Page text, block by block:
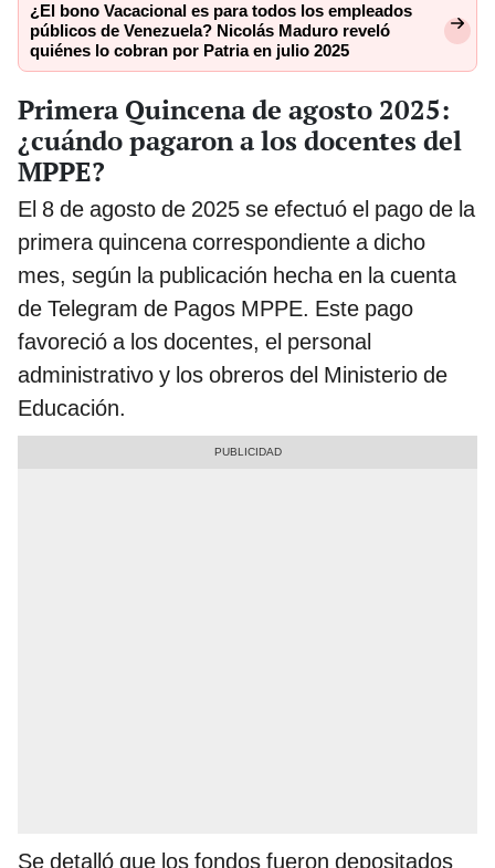
¿El bono Vacacional es para todos los empleados
públicos de Venezuela? Nicolás Maduro reveló
quiénes lo cobran por Patria en julio 2025
Primera Quincena de agosto 2025:
¿cuándo pagaron a los docentes del
MPPE?
El 8 de agosto de 2025 se efectuó el pago de la
primera quincena correspondiente a dicho
mes, según la publicación hecha en la cuenta
de Telegram de Pagos MPPE. Este pago
favoreció a los docentes, el personal
administrativo y los obreros del Ministerio de
Educación.
Se detalló que los fondos fueron depositados